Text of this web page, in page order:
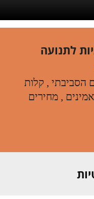
לתנועה
הסביבתי , קלות
, מחירים